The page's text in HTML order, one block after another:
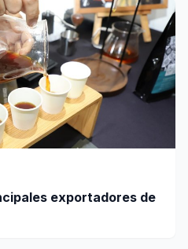
exportadores de